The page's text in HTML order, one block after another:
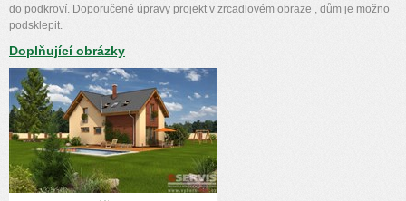
do podkroví. Doporučené úpravy projekt v zrcadlovém obraze , dům je možno
podsklepit.
Doplňující obrázky